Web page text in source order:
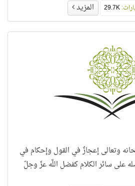
29.7K المزيد
وتعالى إعجازٌ في القول وإحكام في
على سائر الكلام كفضل اللَّه عزّ وجلّ